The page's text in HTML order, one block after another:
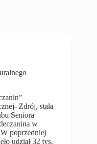
Zdrój, stała
Seniora
w
poprzedniej
udział 32 tys.